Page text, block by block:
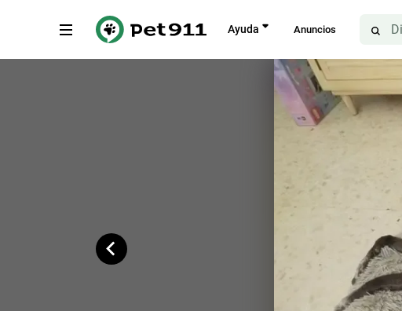
Ayuda Anuncios
Atrás